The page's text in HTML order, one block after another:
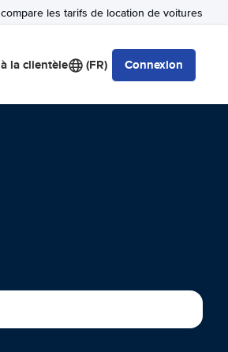
les tarifs de location de voitures
la clientèle (FR) Connexion